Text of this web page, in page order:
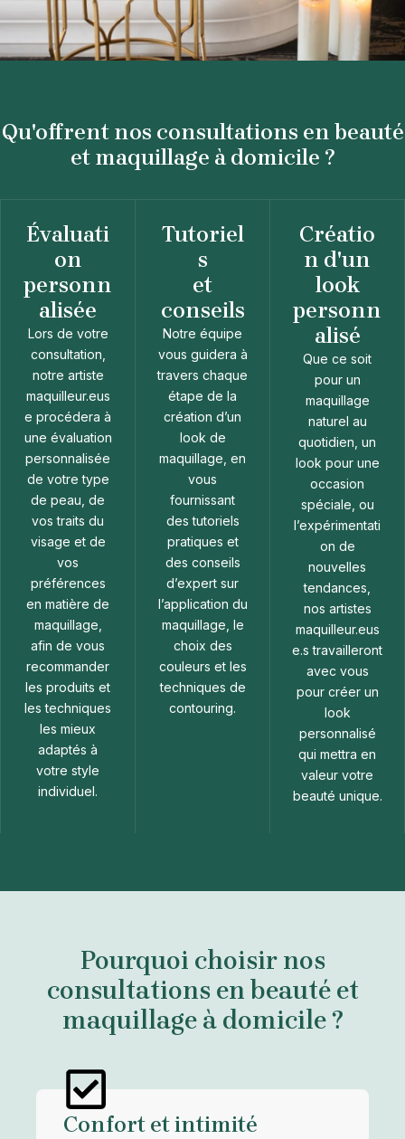
Qu'offrent nos consultations en beauté
et maquillage à domicile ?
Évaluati
on
personn
alisée
Lors de votre
consultation,
notre artiste
maquilleur.eus
e procédera à
une évaluation
personnalisée
de votre type
de peau, de
vos traits du
visage et de
vos
préférences
en matière de
maquillage,
afin de vous
recommander
les produits et
les techniques
les mieux
adaptés à
votre style
individuel.
Tutoriel
s
et
conseils
Notre équipe
vous guidera à
travers chaque
étape de la
création d’un
look de
maquillage, en
vous
fournissant
des tutoriels
pratiques et
des conseils
d’expert sur
l’application du
maquillage, le
choix des
couleurs et les
techniques de
contouring.
Créatio
n d'un
look
personn
alisé
Que ce soit
pour un
maquillage
naturel au
quotidien, un
look pour une
occasion
spéciale, ou
l’expérimentati
on de
nouvelles
tendances,
nos artistes
maquilleur.eus
e.s travailleront
avec vous
pour créer un
look
personnalisé
qui mettra en
valeur votre
beauté unique.
Pourquoi choisir nos
consultations en beauté et
maquillage à domicile ?
Confort et intimité